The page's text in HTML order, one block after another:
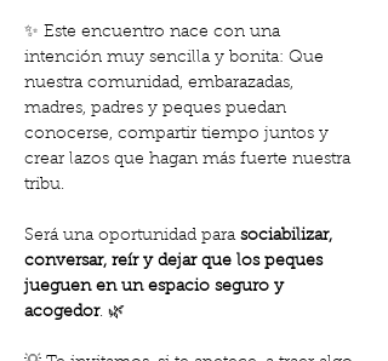
✨ Este encuentro nace con una
intención muy sencilla y bonita: Que
nuestra comunidad, embarazadas,
madres, padres y peques puedan
conocerse, compartir tiempo juntos y
crear lazos que hagan más fuerte nuestra
tribu.
Será una oportunidad para sociabilizar,
conversar, reír y dejar que los peques
jueguen en un espacio seguro y
acogedor. 🌿